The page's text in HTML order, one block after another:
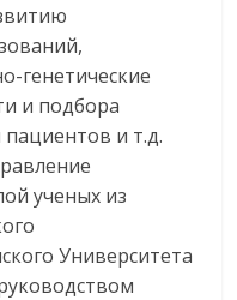
генетические
и подбора
и т.д.
ученых из
Университета